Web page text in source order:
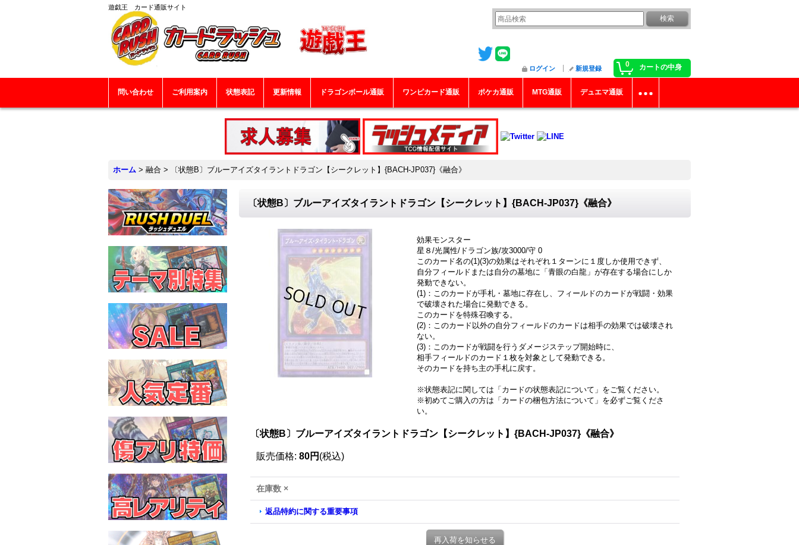
遊戯王 カード通販サイト
0 カートの中身
ログイン 新規登録
問い合わせ ご利用案内 状態表記 更新情報 ドラゴンボール通販 ワンピカード通販 ポケカ通販 MTG通販 デュエマ通販
ホーム > 融合 > 〔状態B〕ブルーアイズタイラントドラゴン【シークレット】{BACH-JP037}《融合》
〔状態B〕ブルーアイズタイラントドラゴン【シークレット】{BACH-JP037}《融合》
効果モンスター
星８/光属性/ドラゴン族/攻3000/守 0
このカード名の(1)(3)の効果はそれぞれ１ターンに１度しか使用できず、
自分フィールドまたは自分の墓地に「青眼の白龍」が存在する場合にしか
発動できない。
(1)：このカードが手札・墓地に存在し、フィールドのカードが戦闘・効果
で破壊された場合に発動できる。
このカードを特殊召喚する。
(2)：このカード以外の自分フィールドのカードは相手の効果では破壊され
ない。
(3)：このカードが戦闘を行うダメージステップ開始時に、
相手フィールドのカード１枚を対象として発動できる。
そのカードを持ち主の手札に戻す。
※状態表記に関しては「 カードの状態表記について」をご覧ください。
※初めてご購入の方は「 カードの梱包方法について」を必ずご覧くださ
い。
〔状態B〕ブルーアイズタイラントドラゴン【シークレット】{BACH-JP037}《融合》
販売価格: 80円 (税込)
在庫数 ×
返品特約に関する重要事項
再入荷を知らせる